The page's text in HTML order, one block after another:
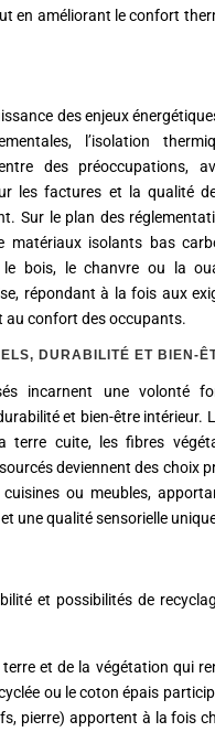
en améliorant le confort
des enjeux
l’isolation
des préoccupations,
les factures et la qualité
Sur le plan des
matériaux isolants bas
le bois, le chanvre ou la
répondant à la fois aux
au confort des occupants.
DURABILITÉ ET BIEN-
incarnent une volonté
et bien-être intérieur.
terre cuite, les fibres
deviennent des choix
ou meubles,
une qualité sensorielle
et possibilités de
et de la végétation qui
ou le coton épais
pierre) apportent à la fois